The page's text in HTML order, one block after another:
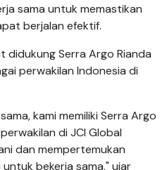
sama untuk memastikan
berjalan efektif.
Serra Argo Rianda
perwakilan Indonesia di
kami memiliki Serra Argo
di JCI Global
dan mempertemukan
bekerja sama," ujar